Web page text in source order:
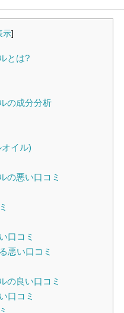
示]
とは?
の成分分析
イル)
の悪い口コミ
口コミ
悪い口コミ
の良い口コミ
口コミ